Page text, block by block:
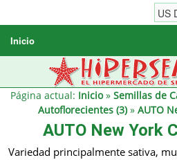
Inicio
Semillas de cannabis
Otros productos
Revendedores
Página actual: Inicio» Semillas de
Autoflorecientes (3)» AUTO
AUTO New York
Variedad principalmente sativa,